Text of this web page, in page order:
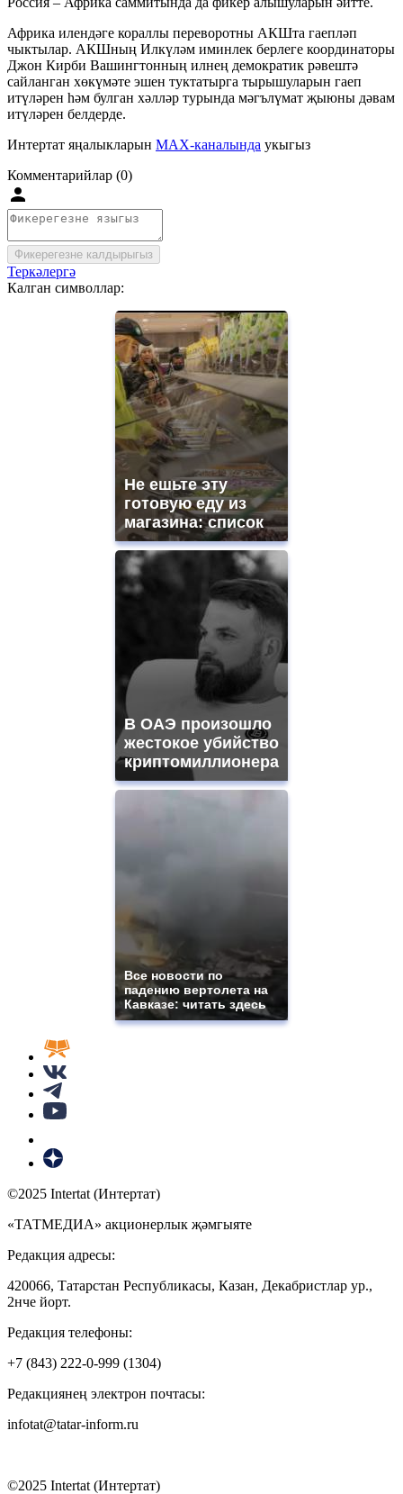
Африка илендәге кораллы переворотны АКШта гаепләп
чыктылар. АКШның Илкүләм иминлек берлеге координаторы
Джон Кирби Вашингтонның илнең демократик рәвештә
сайланган хөкүмәте эшен туктатырга тырышуларын гаеп
итүләрен һәм булган хәлләр турында мәгълүмат җыюны дәвам
итүләрен белдерде.
Интертат яңалыкларын MAX-каналында укыгыз
Комментарийлар (0)
Фикерегезне калдырыгыз
Теркәлергә
Калган символлар:
Не ешьте эту
готовую еду из
магазина: список
В ОАЭ произошло
жестокое убийство
криптомиллионера
Все новости по
падению вертолета на
Кавказе: читать здесь
©2025 Intertat (Интертат)
«ТАТМЕДИА» акционерлык җәмгыяте
Редакция адресы:
420066, Татарстан Республикасы, Казан, Декабристлар ур.,
2нче йорт.
Редакция телефоны:
+7 (843) 222-0-999 (1304)
Редакциянең электрон почтасы:
infotat@tatar-inform.ru
©2025 Intertat (Интертат)